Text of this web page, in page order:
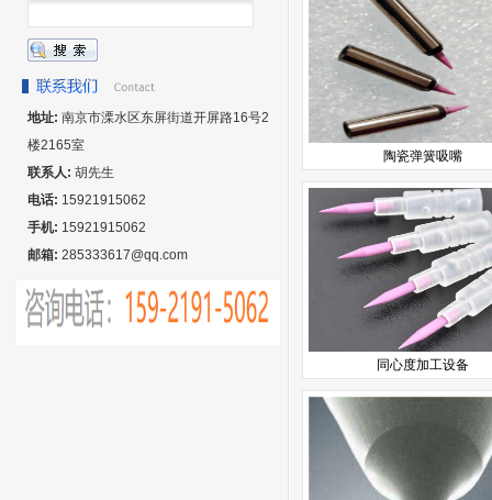
陶瓷弹簧吸嘴
同心度加工设备
地址: 南京市溧水区东屏街道开屏路16号2
楼2165室
联系人: 胡先生
电话: 15921915062
手机: 15921915062
邮箱: 285333617@qq.com